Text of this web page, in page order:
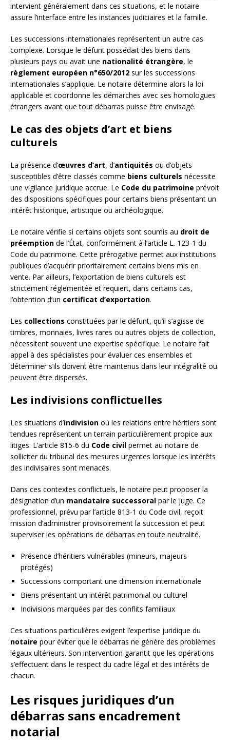
intervient généralement dans ces situations, et le notaire
assure l’interface entre les instances judiciaires et la famille.
Les successions internationales représentent un autre cas
complexe. Lorsque le défunt possédait des biens dans
plusieurs pays ou avait une nationalité étrangère, le
règlement européen n°650/2012 sur les successions
internationales s’applique. Le notaire détermine alors la loi
applicable et coordonne les démarches avec ses homologues
étrangers avant que tout débarras puisse être envisagé.
Le cas des objets d’art et biens
culturels
La présence d’œuvres d’art, d’antiquités ou d’objets
susceptibles d’être classés comme biens culturels nécessite
une vigilance juridique accrue. Le Code du patrimoine prévoit
des dispositions spécifiques pour certains biens présentant un
intérêt historique, artistique ou archéologique.
Le notaire vérifie si certains objets sont soumis au droit de
préemption de l’État, conformément à l’article L. 123-1 du
Code du patrimoine. Cette prérogative permet aux institutions
publiques d’acquérir prioritairement certains biens mis en
vente. Par ailleurs, l’exportation de biens culturels est
strictement réglementée et requiert, dans certains cas,
l’obtention d’un certificat d’exportation.
Les collections constituées par le défunt, qu’il s’agisse de
timbres, monnaies, livres rares ou autres objets de collection,
nécessitent souvent une expertise spécifique. Le notaire fait
appel à des spécialistes pour évaluer ces ensembles et
déterminer s’ils doivent être maintenus dans leur intégralité ou
peuvent être dispersés.
Les indivisions conflictuelles
Les situations d’indivision où les relations entre héritiers sont
tendues représentent un terrain particulièrement propice aux
litiges. L’article 815-6 du Code civil permet au notaire de
solliciter du tribunal des mesures urgentes lorsque les intérêts
des indivisaires sont menacés.
Dans ces contextes conflictuels, le notaire peut proposer la
désignation d’un mandataire successoral par le juge. Ce
professionnel, prévu par l’article 813-1 du Code civil, reçoit
mission d’administrer provisoirement la succession et peut
superviser les opérations de débarras en toute neutralité.
Présence d’héritiers vulnérables (mineurs, majeurs
protégés)
Successions comportant une dimension internationale
Biens présentant un intérêt patrimonial ou culturel
Indivisions marquées par des conflits familiaux
Ces situations particulières exigent l’expertise juridique du
notaire pour éviter que le débarras ne génère des problèmes
légaux ultérieurs. Son intervention garantit que les opérations
s’effectuent dans le respect du cadre légal et des intérêts de
chacun.
Les risques juridiques d’un
débarras sans encadrement
notarial